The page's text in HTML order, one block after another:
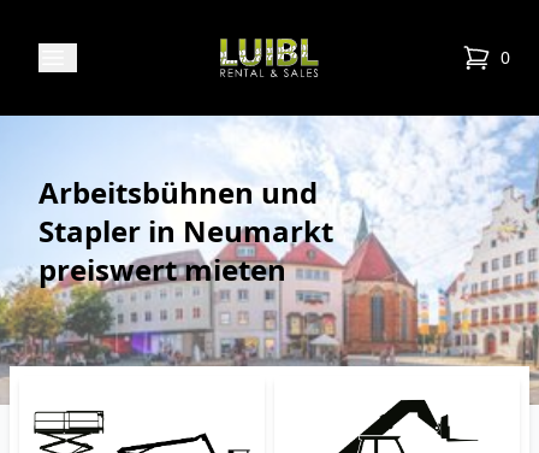
Luibl Rental & Sales 0
items
Arbeitsbühnen und
Stapler in Neumarkt
preiswert mieten